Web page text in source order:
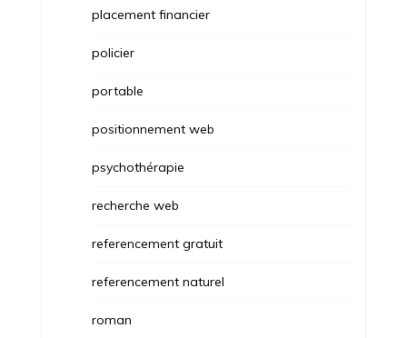
placement financier
policier
portable
positionnement web
psychothérapie
recherche web
referencement gratuit
referencement naturel
roman